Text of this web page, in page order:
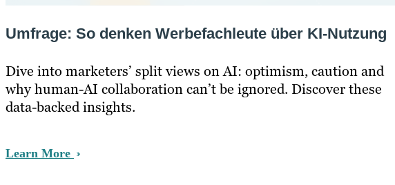
Umfrage: So denken Werbefachleute über KI-Nutzung
Dive into marketers’ split views on AI: optimism, caution and
why human-AI collaboration can’t be ignored. Discover these
data-backed insights.
Learn More